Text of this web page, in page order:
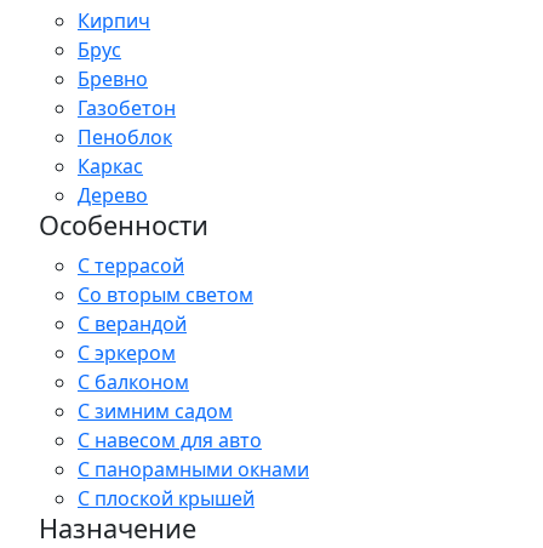
Кирпич
Брус
Бревно
Газобетон
Пеноблок
Каркас
Дерево
Особенности
С террасой
Со вторым светом
С верандой
С эркером
С балконом
С зимним садом
С навесом для авто
С панорамными окнами
С плоской крышей
Назначение